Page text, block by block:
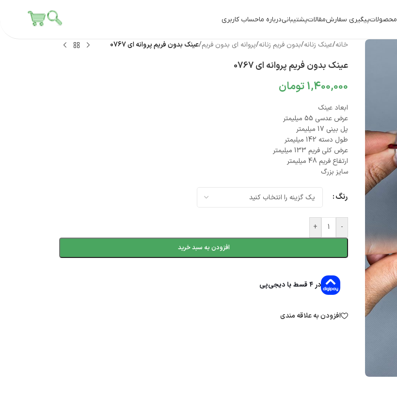
محصولاتپیگیری سفارشمقالاتپشتیبانیدرباره ماحساب کاربری
خانه/عینک زنانه/بدون فریم زنانه/پروانه ای بدون فریم/عینک بدون فریم پروانه ای 0767
عینک بدون فریم پروانه ای 0767
1,400,000تومان
ابعاد عینک
عرض عدسی 55 میلیمتر
پل بینی 17 میلیمتر
طول دسته 142 میلیمتر
عرض کلی فریم 133 میلیمتر
ارتفاع فریم 48 میلیمتر
سایز بزرگ
رنگ
-
+
افزودن به سبد خرید
در ۴ قسط با دیجی‌پی
افزودن به علاقه مندی